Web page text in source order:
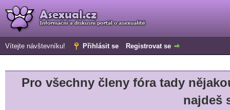
Vítejte návštevníku! Přihlásit se Registrovat se
Pro všechny členy fóra tady
najdeš